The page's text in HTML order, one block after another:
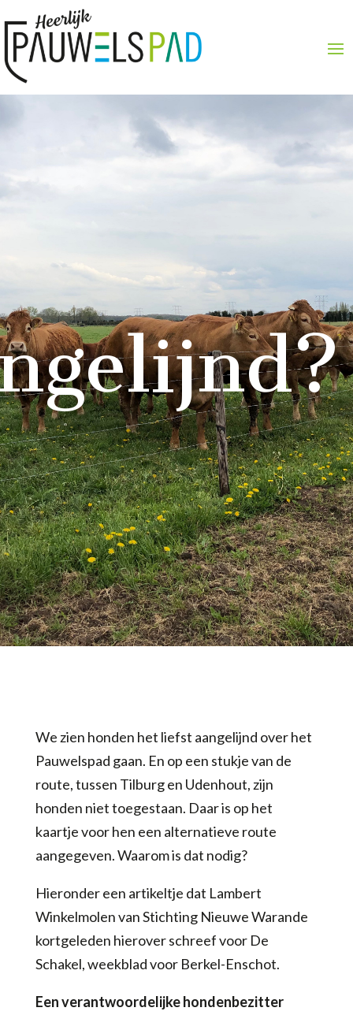
We zien honden het liefst aangelijnd over het
Pauwelspad gaan. En op een stukje van de
route, tussen Tilburg en Udenhout, zijn
honden niet toegestaan. Daar is op het
kaartje voor hen een alternatieve route
aangegeven. Waarom is dat nodig?
Hieronder een artikeltje dat Lambert
Winkelmolen van Stichting Nieuwe Warande
kortgeleden hierover schreef voor De
Schakel, weekblad voor Berkel-Enschot.
Een verantwoordelijke hondenbezitter